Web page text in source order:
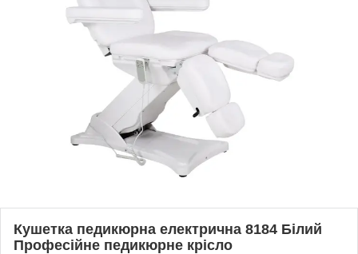
Кушетка педикюрна електрична 8184 Білий
Професійне педикюрне крісло